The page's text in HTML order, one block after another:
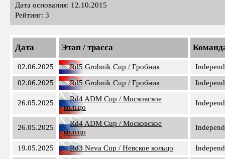
Дата основания: 12.10.2015
Рейтинг: 3
Дата Этап / трасса
02.06.2025 Rd5 Grobnik Cup / Гробник
02.06.2025
Rd5 Grobnik Cup / Гробник
26.05.2025
Rd4 ADM Cup / Московское
кольцо
26.05.2025
Rd4 ADM Cup / Московское
кольцо
19.05.2025 Rd3 Neva Cup / Невское кольцо